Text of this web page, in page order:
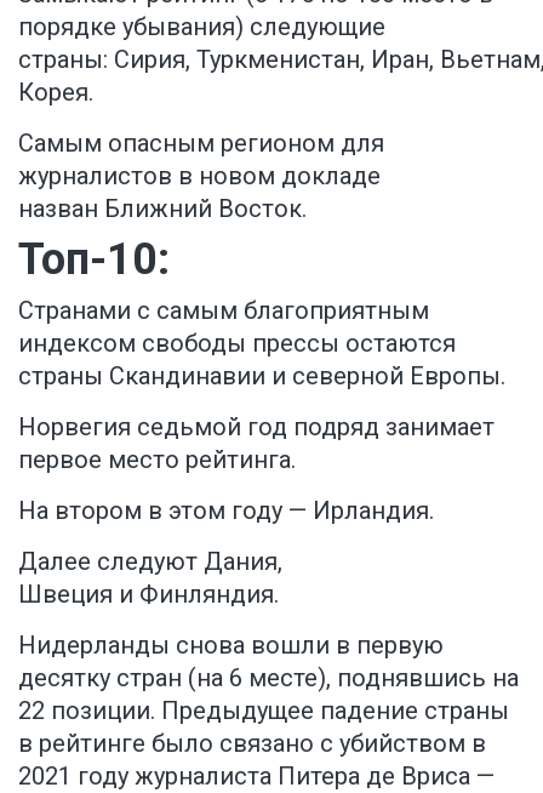
порядке убывания) следующие
страны: Сирия, Туркменистан, Иран,
Корея.
Самым опасным регионом для
журналистов в новом докладе
назван Ближний Восток.
Топ-10:
Странами с самым благоприятным
индексом свободы прессы остаются
страны Скандинавии и северной Европы.
Норвегия седьмой год подряд занимает
первое место рейтинга.
На втором в этом году — Ирландия.
Далее следуют Дания,
Швеция и Финляндия.
Нидерланды снова вошли в первую
десятку стран (на 6 месте), поднявшись на
22 позиции. Предыдущее падение страны
в рейтинге было связано с убийством в
2021 году журналиста Питера де Вриса —